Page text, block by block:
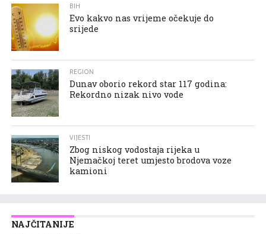
BIH
Evo kakvo nas vrijeme očekuje do
srijede
REGION
Dunav oborio rekord star 117 godina:
Rekordno nizak nivo vode
VIJESTI
Zbog niskog vodostaja rijeka u
Njemačkoj teret umjesto brodova voze
kamioni
NAJČITANIJE